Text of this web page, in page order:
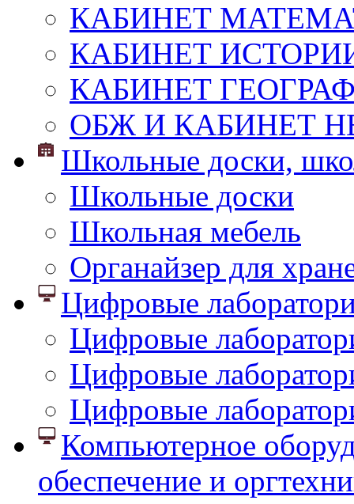
КАБИНЕТ
КАБИНЕТ
КАБИНЕТ
ОБЖ И КАБИНЕТ
Школьные доски,
Школьные доски
Школьная мебель
Органайзер для
Цифровые
Цифровые
Цифровые
Цифровые
Компьютерное
обеспечение и